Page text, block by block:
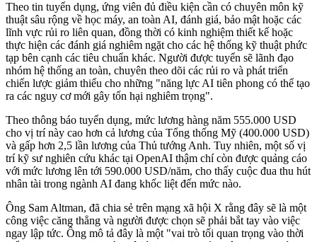
Theo tin tuyển dụng, ứng viên đủ điều kiện cần có chuyên môn kỹ
thuật sâu rộng về học máy, an toàn AI, đánh giá, bảo mật hoặc các
lĩnh vực rủi ro liên quan, đồng thời có kinh nghiệm thiết kế hoặc
thực hiện các đánh giá nghiêm ngặt cho các hệ thống kỹ thuật phức
tạp bên cạnh các tiêu chuẩn khác. Người được tuyển sẽ lãnh đạo
nhóm hệ thống an toàn, chuyên theo dõi các rủi ro và phát triển
chiến lược giảm thiểu cho những "năng lực AI tiên phong có thể tạo
ra các nguy cơ mới gây tổn hại nghiêm trọng".
Theo thông báo tuyển dụng, mức lương hàng năm 555.000 USD
cho vị trí này cao hơn cả lương của Tổng thống Mỹ (400.000 USD)
và gấp hơn 2,5 lần lương của Thủ tướng Anh. Tuy nhiên, một số vị
trí kỹ sư nghiên cứu khác tại OpenAI thậm chí còn được quảng cáo
với mức lương lên tới 590.000 USD/năm, cho thấy cuộc đua thu hút
nhân tài trong ngành AI đang khốc liệt đến mức nào.
Ông Sam Altman, đã chia sẻ trên mạng xã hội X rằng đây sẽ là một
công việc căng thẳng và người được chọn sẽ phải bắt tay vào việc
ngay lập tức. Ông mô tả đây là một "vai trò tối quan trọng vào thời